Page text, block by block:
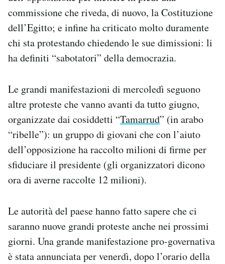
commissione che riveda, di nuovo, la Costituzione
dell’Egitto; e infine ha criticato molto duramente
chi sta protestando chiedendo le sue dimissioni: li
ha definiti “sabotatori” della democrazia.
Le grandi manifestazioni di mercoledì seguono
altre proteste che vanno avanti da tutto giugno,
organizzate dai cosiddetti “Tamarrud” (in arabo
“ribelle”): un gruppo di giovani che con l’aiuto
dell’opposizione ha raccolto milioni di firme per
sfiduciare il presidente (gli organizzatori dicono
ora di averne raccolte 12 milioni).
Le autorità del paese hanno fatto sapere che ci
saranno nuove grandi proteste anche nei prossimi
giorni. Una grande manifestazione pro-governativa
è stata annunciata per venerdì, dopo l’orario della